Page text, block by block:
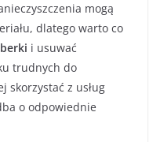
mogą
dlatego warto co
i usuwać
trudnych do
skorzystać z usług
o odpowiednie